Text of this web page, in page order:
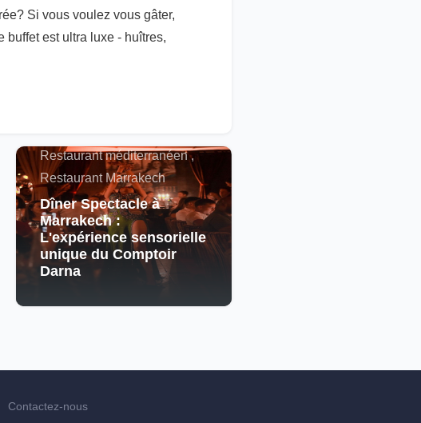
Si vous voulez vous gâter,
buffet est ultra luxe - huîtres,
Restaurant méditerranéen ,
Restaurant Marrakech
Dîner Spectacle à
Marrakech :
L'expérience sensorielle
unique du Comptoir
Darna
Contactez-nous